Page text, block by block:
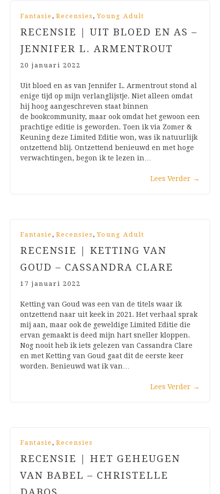
Fantasie , Recensies , Young Adult
RECENSIE | UIT BLOED EN AS –
JENNIFER L. ARMENTROUT
20 januari 2022
Uit bloed en as van Jennifer L. Armentrout stond al
enige tijd op mijn verlanglijstje. Niet alleen omdat
hij hoog aangeschreven staat binnen
de bookcommunity, maar ook omdat het gewoon een
prachtige editie is geworden. Toen ik via Zomer &
Keuning deze Limited Editie won, was ik natuurlijk
ontzettend blij. Ontzettend benieuwd en met hoge
verwachtingen, begon ik te lezen in…
Lees Verder →
Fantasie , Recensies , Young Adult
RECENSIE | KETTING VAN
GOUD – CASSANDRA CLARE
17 januari 2022
Ketting van Goud was een van de titels waar ik
ontzettend naar uit keek in 2021. Het verhaal sprak
mij aan, maar ook de geweldige Limited Editie die
ervan gemaakt is deed mijn hart sneller kloppen.
Nog nooit heb ik iets gelezen van Cassandra Clare
en met Ketting van Goud gaat dit de eerste keer
worden. Benieuwd wat ik van…
Lees Verder →
Fantasie , Recensies
RECENSIE | HET GEHEUGEN
VAN BABEL – CHRISTELLE